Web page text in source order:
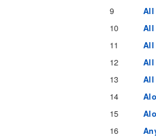
9
All
10
All
11
All
12
All
13
All
14
15
16